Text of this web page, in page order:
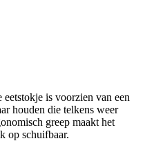
eetstokje is voorzien van een
houden die telkens weer
greep maakt het
op schuifbaar.